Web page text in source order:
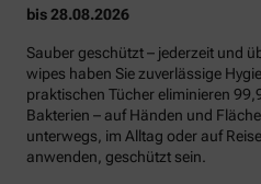
bis 28.08.2026
Sauber geschützt – jederzeit und
wipes haben Sie zuverlässige
praktischen Tücher eliminieren
Bakterien – auf Händen und
unterwegs, im Alltag oder auf
anwenden, geschützt sein.